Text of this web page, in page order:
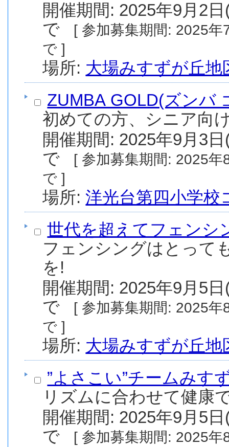
開催期間: 2025年9月2
[ 参加募集期間: 2025年7月11日(金) から 2025年9月2日(火) ま
で ]
場所: 大場みすずが丘地
ZUMBA GOLD(ズンバ
初めての方、シニア向
開催期間: 2025年9月3
[ 参加募集期間: 2025年8月13日(水) から 2025年9月1日(月) ま
で ]
場所:洋光台第四小学
世代を超えてフェンシ
フェンシングはとって
を!
開催期間: 2025年9月5
[ 参加募集期間: 2025年8月1日(金) から 2025年9月5日(金) ま
で ]
場所: 大場みすずが丘地
”よさこい”チームみす
リズムに合わせて健康
開催期間: 2025年9月5
[ 参加募集期間: 2025年8月1日(金) から 2025年9月5日(金) ま